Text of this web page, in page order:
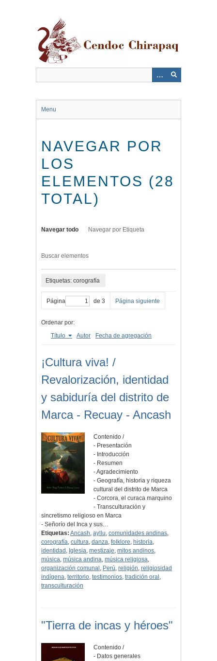
Menu
NAVEGAR POR
LOS
ELEMENTOS (28
TOTAL)
Navegar todo Navegar por Etiqueta
Buscar elementos
Etiquetas: corografía
Página de 3 Página siguiente
Ordenar por:
Título
Autor Fecha de agregación
¡Cultura viva! /
Revalorización, identidad
y sabiduría del distrito de
Marca - Recuay - Ancash
Contenido /
- Presentación
- Introducción
- Resumen
- Agradecimiento
- Geografía, historia y riqueza
cultural del distrito de Marca
- Corcora, el curaca marquino
- Transculturación y
sincretismo religioso en Marca
- Señorío del Inca y sus…
Etiquetas: Ancash, ayllu, comunidades andinas,
corografía, cultura, danza, folklore, historia,
identidad , Iglesia, mestizaje, mitos andinos,
música, música andina, música religiosa,
organización comunal , Perú, religión, religiosidad
indígena, territorio, testimonios, tradición oral ,
transculturación
"Tierra de incas y héroes"
Contenido /
- Datos generales